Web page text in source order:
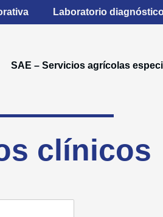
Laboratorio
SAE – Servicios agrícolas
clínicos